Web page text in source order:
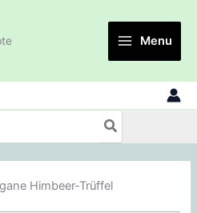
Menu
Himbeer-Trüffel